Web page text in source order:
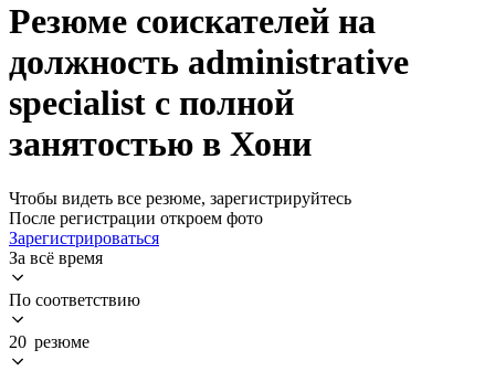
Резюме соискателей на
должность administrative
specialist с полной
занятостью в Хони
Чтобы видеть все резюме, зарегистрируйтесь
После регистрации откроем фото
Зарегистрироваться
За всё время
По соответствию
20 резюме